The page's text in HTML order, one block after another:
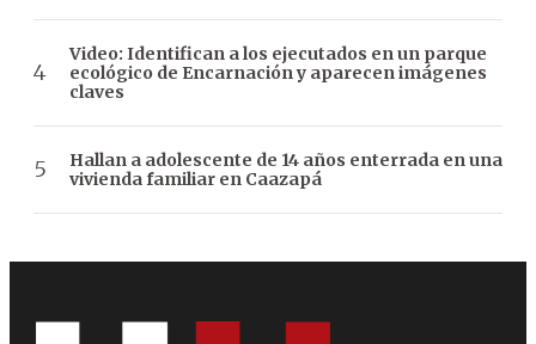
Video: Identifican a los ejecutados en un parque
ecológico de Encarnación y aparecen imágenes
claves
Hallan a adolescente de 14 años enterrada en una
vivienda familiar en Caazapá